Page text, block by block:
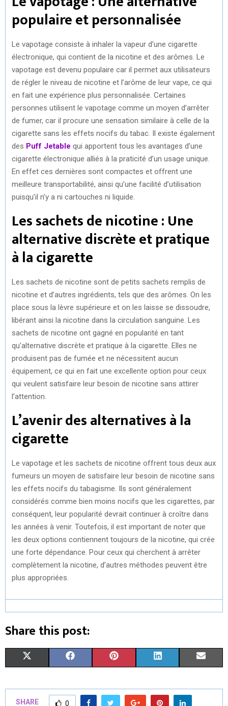
populaire et personnalisée
Le vapotage consiste à inhaler la vapeur d’une cigarette
électronique, qui contient de la nicotine et des arômes. Le
vapotage est devenu populaire car il permet aux utilisateurs
de régler le niveau de nicotine et l’arôme de leur vape, ce qui
en fait une expérience plus personnalisée. Certaines
personnes utilisent le vapotage comme un moyen d’arrêter
de fumer, car il procure une sensation similaire à celle de la
cigarette sans les effets nocifs du tabac. Il existe également
des Puff Jetable qui apportent tous les avantages d’une
cigarette électronique alliés à la praticité d’un usage unique.
En effet ces dernières sont compactes et offrent une
meilleure transportabilité, ainsi qu’une facilité d’utilisation
puisqu’il n’y a ni cartouches ni liquide.
Les sachets de nicotine : Une
alternative discrète et pratique
à la cigarette
Les sachets de nicotine sont de petits sachets remplis de
nicotine et d’autres ingrédients, tels que des arômes. On les
place sous la lèvre supérieure et on les laisse se dissoudre,
libérant ainsi la nicotine dans la circulation sanguine. Les
sachets de nicotine ont gagné en popularité en tant
qu’alternative discrète et pratique à la cigarette. Elles ne
produisent pas de fumée et ne nécessitent aucun
équipement, ce qui en fait une excellente option pour ceux
qui veulent satisfaire leur besoin de nicotine sans attirer
l’attention.
L’avenir des alternatives à la
cigarette
Le vapotage et les sachets de nicotine offrent tous deux aux
fumeurs un moyen de satisfaire leur besoin de nicotine sans
les effets nocifs du tabagisme. Ils sont généralement
considérés comme bien moins nocifs que les cigarettes, par
conséquent, leur popularité devrait continuer à croître dans
les années à venir. Toutefois, il est important de noter que
les deux options contiennent toujours de la nicotine, qui crée
une forte dépendance. Pour ceux qui cherchent à arrêter
complètement la nicotine, d’autres méthodes peuvent être
plus appropriées.
Share this post:
A
C A
N A
N
SHARE
0